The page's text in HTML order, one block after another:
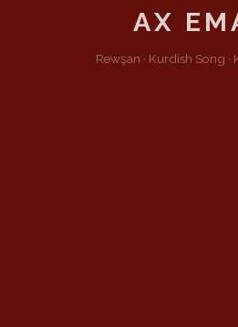
AX
Rewşan · Kurdish Song ·